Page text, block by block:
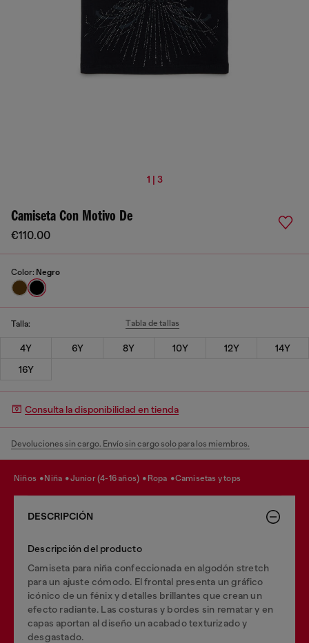
1 | 3
Camiseta Con Motivo De
€110.00
Color: Negro
Talla: Tabla de tallas
4Y 6Y 8Y 10Y 12Y
14Y
16Y
Consulta la disponibilidad en tienda
Devoluciones sin cargo. Envío sin cargo solo para los miembros.
niños niña junior (4-16 años) ropa camisetas y tops
DESCRIPCIÓN
Descripción del producto
Camiseta para niña confeccionada en algodón stretch
para un ajuste cómodo. El frontal presenta un gráfico
icónico de un fénix y detalles brillantes que crean un
efecto radiante. Las costuras y bordes sin rematar y en
capas aportan al diseño un acabado texturizado y
desgastado.